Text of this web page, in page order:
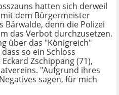
hatten sich derweil
dem Bürgermeister
Bärwalde, denn die Polizei
das Verbot durchzusetzen.
über das "Königreich"
so ein Schloss
Zschippang (71),
"Aufgrund ihres
sagen, für mich